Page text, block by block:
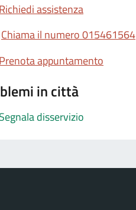
Richiedi assistenza
Chiama il numero 015461564
Prenota appuntamento
in città
Segnala disservizio